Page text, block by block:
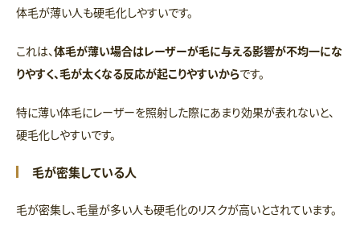
体毛が薄い人も硬毛化しやすいです。
これは、体毛が薄い場合はレーザーが毛に与える影響が不均一にな
りやすく、毛が太くなる反応が起こりやすいからです。
特に薄い体毛にレーザーを照射した際にあまり効果が表れないと、
硬毛化しやすいです。
毛が密集している人
毛が密集し、毛量が多い人も硬毛化のリスクが高いとされています。